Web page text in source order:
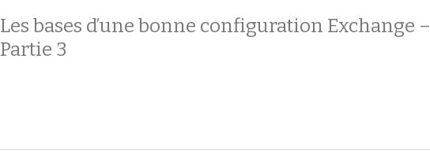
Les bases d’une bonne configuration Exchange –
Partie 3